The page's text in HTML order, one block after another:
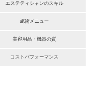
エステティシャンのスキル
施術メニュー
美容用品・機器の質
コストパフォーマンス